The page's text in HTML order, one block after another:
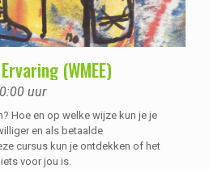
(WMEE)
uur
Hoe en op welke wijze kun je je
en als betaalde
cursus kun je ontdekken of het
voor jou is.